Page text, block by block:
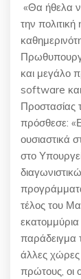
«Θα ήθελα
την
και μεγάλο
software και
Προστασίας
πρόσθεσε:
ουσιαστικά
στο
τέλος του
παράδειγμα
άλλες χώρες
πρώτους, οι